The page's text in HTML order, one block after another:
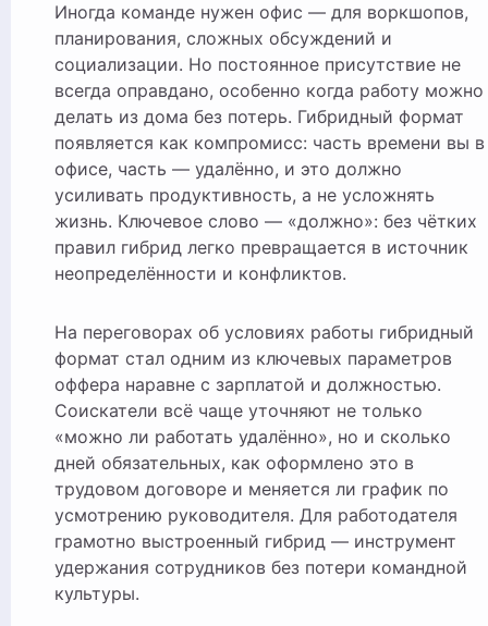
Иногда команде нужен офис — для воркшопов,
планирования, сложных обсуждений и
социализации. Но постоянное присутствие не
всегда оправдано, особенно когда работу можно
делать из дома без потерь. Гибридный формат
появляется как компромисс: часть времени вы в
офисе, часть — удалённо, и это должно
усиливать продуктивность, а не усложнять
жизнь. Ключевое слово — «должно»: без чётких
правил гибрид легко превращается в источник
неопределённости и конфликтов.
На переговорах об условиях работы гибридный
формат стал одним из ключевых параметров
оффера наравне с зарплатой и должностью.
Соискатели всё чаще уточняют не только
«можно ли работать удалённо», но и сколько
дней обязательных, как оформлено это в
трудовом договоре и меняется ли график по
усмотрению руководителя. Для работодателя
грамотно выстроенный гибрид — инструмент
удержания сотрудников без потери командной
культуры.